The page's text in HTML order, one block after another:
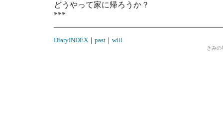
どうやって家に帰ろうか？
***
DiaryINDEX｜ past｜ will
きみ